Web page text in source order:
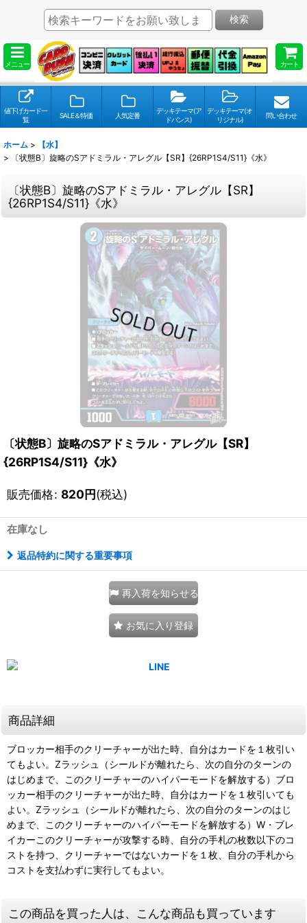
メニュー カート
検索
値下げカード一
覧
SALE＆特価 人気定番
デッキテーマ(ア
ドバンス)
デッキテーマ(オ
リジナル)
問い合わせ
ホーム >
【水】
>
〔状態B〕旋略のSアドミラル・アレグル【SR】{26RP1S4/S11}《水》
〔状態B〕旋略のSアドミラル・アレグル【SR】
{26RP1S4/S11}《水》
〔状態B〕旋略のSアドミラル・アレグル【SR】
{26RP1S4/S11}《水》
販売価格: 820円(税込)
在庫なし
返品特約に関する重要事項
再入荷を知らせる
お気に入り登録
商品詳細
ブロッカー相手のクリーチャーが出た時、自分はカードを１枚引い
てもよい。Zラッシュ（シールドが離れたら、次の自分のターンの
はじめまで、このクリーチャーのハイパーモードを解放する）ブロ
ッカー相手のクリーチャーが出た時、自分はカードを１枚引いても
よい。Zラッシュ（シールドが離れたら、次の自分のターンのはじ
めまで、このクリーチャーのハイパーモードを解放する）W・ブレ
イカーこのクリーチャーが攻撃する時、自分の手札の枚数以下のコ
ストを持つ、クリーチャーではないカードを１枚、自分の手札から
コストを支払わずに実行してもよい。
この商品を買った人は、こんな商品も買っています